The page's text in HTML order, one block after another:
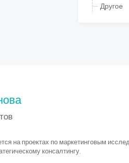
Другое
на проектах по маркетинговым
консалтингу.